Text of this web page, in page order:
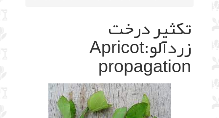
تکثیر درخت
زردآلو:Apricot
propagation